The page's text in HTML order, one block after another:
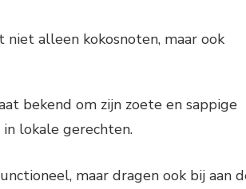
niet alleen kokosnoten, maar ook
bekend om zijn zoete en sappige
lokale gerechten.
maar dragen ook bij aan